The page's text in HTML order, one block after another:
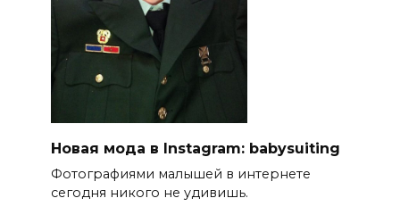
Новая мода в Instagram: babysuiting
Фотографиями малышей в интернете
сегодня никого не удивишь.